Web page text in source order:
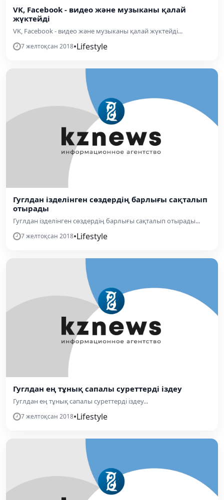
VK, Facebook - видео және музыканы қалай
жүктейді
VK, Facebook - видео және музыканы қалай жүктейді...
7 желтоқсан 2018•Lifestyle
Гуглдан ізделінген сөздердің барлығы сақталып
отырады
Гуглдан ізделінген сөздердің барлығы сақталып отырады...
7 желтоқсан 2018•Lifestyle
Гуглдан ең тұнық сапалы суреттерді іздеу
Гуглдан ең тұнық сапалы суреттерді іздеу...
7 желтоқсан 2018•Lifestyle